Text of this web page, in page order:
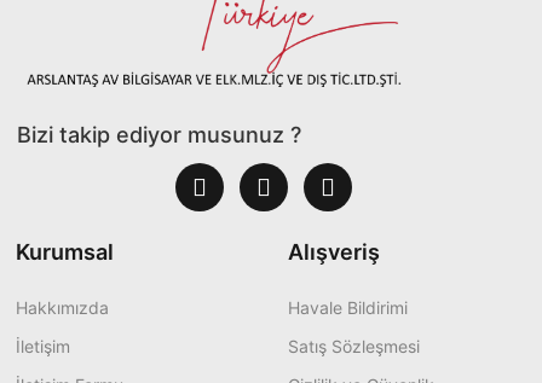
Bizi takip ediyor musunuz ?
Kurumsal
Hakkımızda
İletişim
Alışveriş
Havale Bildirimi
Satış Sözleşmesi